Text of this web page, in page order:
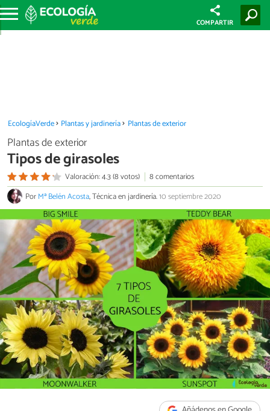
COMPARTIR
EcologíaVerde Plantas y jardinería Plantas de exterior
Plantas de exterior
Tipos de girasoles
Valoración: 4.3 (8 votos)
8 comentarios
PorMª Belén Acosta, Técnica en jardinería.10 septiembre 2020